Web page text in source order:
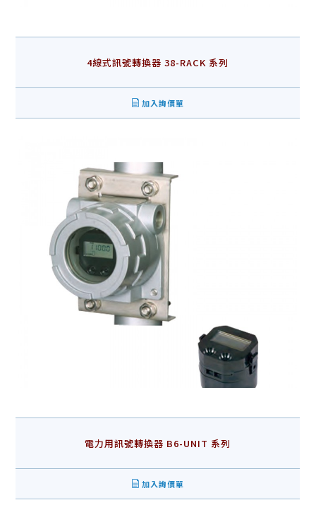
4線式訊號轉換器 38-RACK 系列
加入詢價單
電力用訊號轉換器 B6-UNIT 系列
加入詢價單